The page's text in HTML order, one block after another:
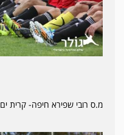
מ.ס רובי שפירא חיפה- קרית ים 13.2.15 (צילום: מאור אלקסלסי)